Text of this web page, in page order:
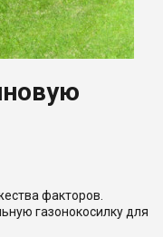
факторов.
газонокосилку для